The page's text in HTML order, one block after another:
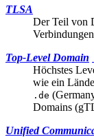
TLSA
Der Teil von
Top-Level Domain
Höchstes
wie ein
.de
Domains
Unified